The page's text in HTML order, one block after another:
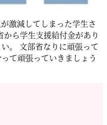
激減してしまった学生さ
ら学生支援給付金があり
。 文部省なりに頑張って
て頑張っていきましょう